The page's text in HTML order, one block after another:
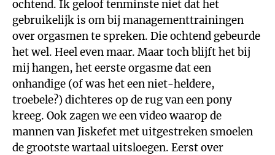
ochtend. Ik geloof tenminste niet dat het
gebruikelijk is om bij managementtrainingen
over orgasmen te spreken. Die ochtend gebeurde
het wel. Heel even maar. Maar toch blijft het bij
mij hangen, het eerste orgasme dat een
onhandige (of was het een niet-heldere,
troebele?) dichteres op de rug van een pony
kreeg. Ook zagen we een video waarop de
mannen van Jiskefet met uitgestreken smoelen
de grootste wartaal uitsloegen. Eerst over